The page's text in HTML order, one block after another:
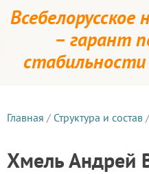
Всебелорусское
– гарант
Главная / Структура и состав /
Хмель Андрей